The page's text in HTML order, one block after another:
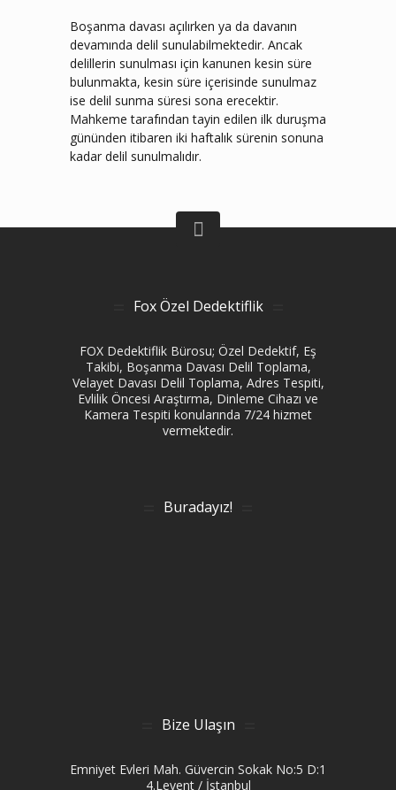
Boşanma davası açılırken ya da davanın
devamında delil sunulabilmektedir. Ancak
delillerin sunulması için kanunen kesin süre
bulunmakta, kesin süre içerisinde sunulmaz
ise delil sunma süresi sona erecektir.
Mahkeme tarafından tayin edilen ilk duruşma
gününden itibaren iki haftalık sürenin sonuna
kadar delil sunulmalıdır.
Fox Özel Dedektiflik
FOX Dedektiflik Bürosu; Özel Dedektif, Eş
Takibi, Boşanma Davası Delil Toplama,
Velayet Davası Delil Toplama, Adres Tespiti,
Evlilik Öncesi Araştırma, Dinleme Cihazı ve
Kamera Tespiti konularında 7/24 hizmet
vermektedir.
Buradayız!
Bize Ulaşın
Emniyet Evleri Mah. Güvercin Sokak No:5 D:1
4.Levent / İstanbul